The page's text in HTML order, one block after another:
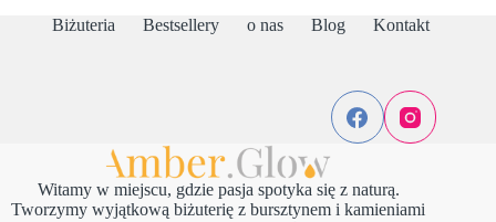
Biżuteria Bestsellery o nas Blog Kontakt
Witamy w miejscu, gdzie pasja spotyka się z naturą.
Tworzymy wyjątkową biżuterię z bursztynem i kamieniami